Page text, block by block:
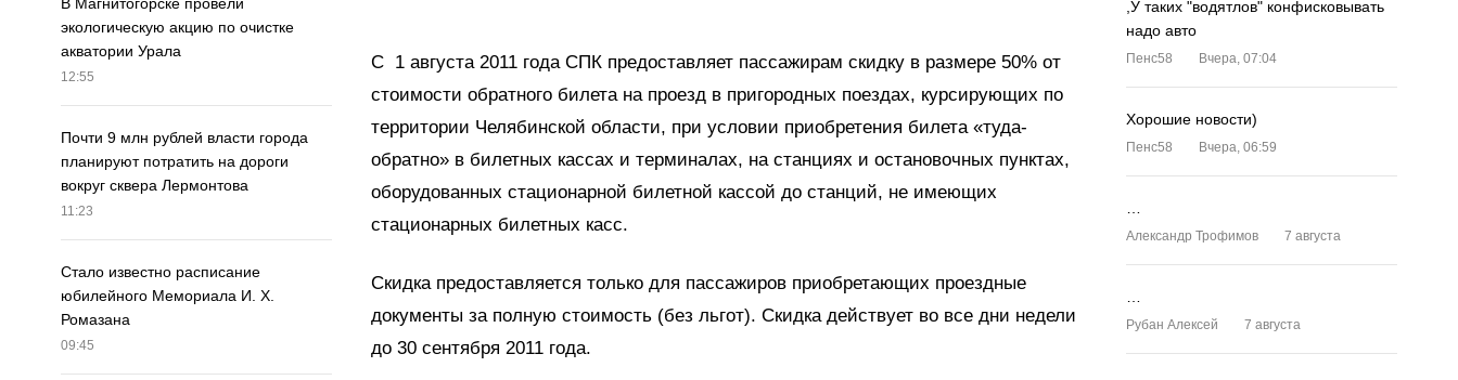
В Магнитогорске провели
экологическую акцию по очистке
акватории Урала
12:55
Почти 9 млн рублей власти города
планируют потратить на дороги
вокруг сквера Лермонтова
11:23
Стало известно расписание
юбилейного Мемориала И. Х.
Ромазана
09:45
С 1 августа 2011 года СПК предоставляет пассажирам скидку в размере 50% от
стоимости обратного билета на проезд в пригородных поездах, курсирующих по
территории Челябинской области, при условии приобретения билета «туда-
обратно» в билетных кассах и терминалах, на станциях и остановочных пунктах,
оборудованных стационарной билетной кассой до станций, не имеющих
стационарных билетных касс.
Скидка предоставляется только для пассажиров приобретающих проездные
документы за полную стоимость (без льгот). Скидка действует во все дни недели
до 30 сентября 2011 года.
,У таких "водятлов" конфисковывать
надо авто
Пенс58 Вчера, 07:04
Хорошие новости)
Пенс58 Вчера, 06:59
Александр Трофимов 7 августа
Рубан Алексей 7 августа